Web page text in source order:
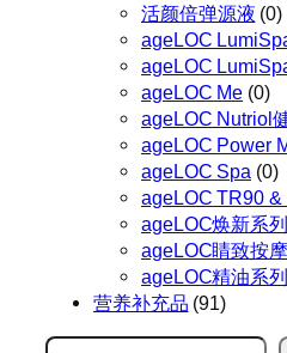
活颜倍弹源液 (0)
ageLOC
ageLOC
ageLOC Me (0)
ageLOC Nutriol
ageLOC Power
ageLOC Spa (0)
ageLOC TR90 &
ageLOC焕新系列
ageLOC睛致按
ageLOC精油系列
营养补充品 (91)